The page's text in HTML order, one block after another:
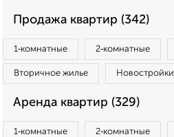
Продажа квартир (342)
1‑комнатные 2‑комнатные
Вторичное жилье Новостройки
Аренда квартир (329)
1‑комнатные 2‑комнатные